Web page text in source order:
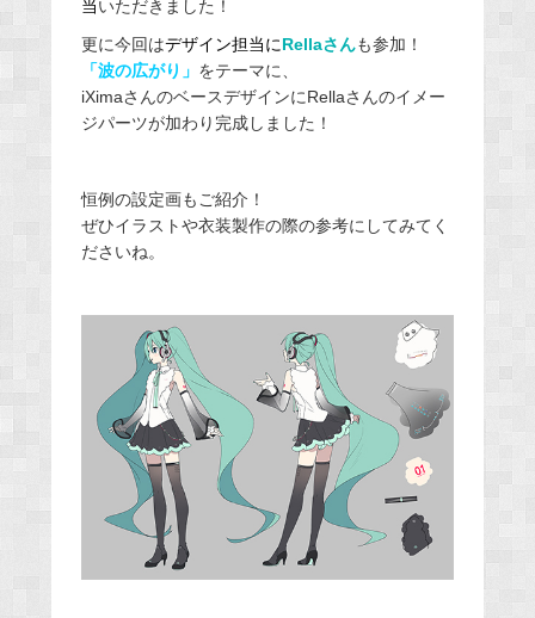
当いただきました！
更に今回はデザイン担当にRellaさんも参加！
「波の広がり」 をテーマに、
iXimaさんのベースデザインにRellaさんのイメー
ジパーツが加わり完成しました！
恒例の設定画もご紹介！
ぜひイラストや衣装製作の際の参考にしてみてく
ださいね。